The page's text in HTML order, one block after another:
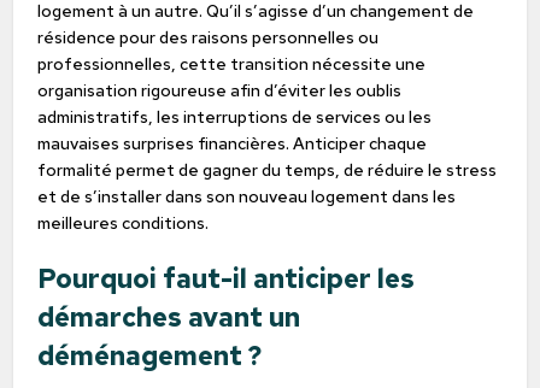
logement à un autre. Qu’il s’agisse d’un changement de
résidence pour des raisons personnelles ou
professionnelles, cette transition nécessite une
organisation rigoureuse afin d’éviter les oublis
administratifs, les interruptions de services ou les
mauvaises surprises financières. Anticiper chaque
formalité permet de gagner du temps, de réduire le stress
et de s’installer dans son nouveau logement dans les
meilleures conditions.
Pourquoi faut-il anticiper les
démarches avant un
déménagement ?